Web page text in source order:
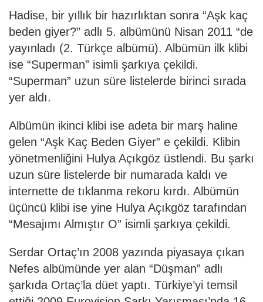
Hadise, bir yıllık bir hazırlıktan sonra “Aşk kaç
beden giyer?” adlı 5. albümünü Nisan 2011 “de
yayınladı (2. Türkçe albümü). Albümün ilk klibi
ise “Superman” isimli şarkıya çekildi.
“Superman” uzun süre listelerde birinci sırada
yer aldı.
Albümün ikinci klibi ise adeta bir marş haline
gelen “Aşk Kaç Beden Giyer” e çekildi. Klibin
yönetmenliğini Hulya Açıkgöz üstlendi. Bu şarkı
uzun süre listelerde bir numarada kaldı ve
internette de tıklanma rekoru kırdı. Albümün
üçüncü klibi ise yine Hulya Açıkgöz tarafından
“Mesajımı Almıştır O” isimli şarkıya çekildi.
Serdar Ortaç’ın 2008 yazında piyasaya çıkan
Nefes albümünde yer alan “Düşman” adlı
şarkıda Ortaç’la düet yaptı. Türkiye’yi temsil